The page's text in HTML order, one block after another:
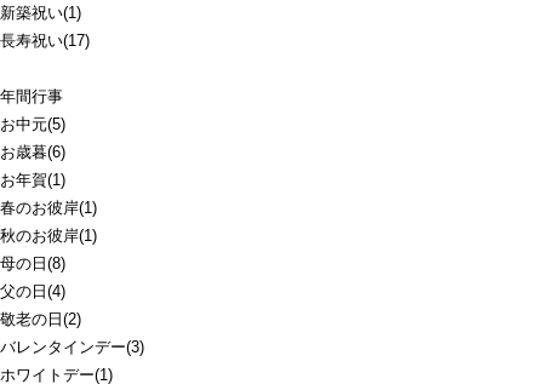
新築祝い(1)
長寿祝い(17)
年間行事
お中元(5)
お歳暮(6)
お年賀(1)
春のお彼岸(1)
秋のお彼岸(1)
母の日(8)
父の日(4)
敬老の日(2)
バレンタインデー(3)
ホワイトデー(1)